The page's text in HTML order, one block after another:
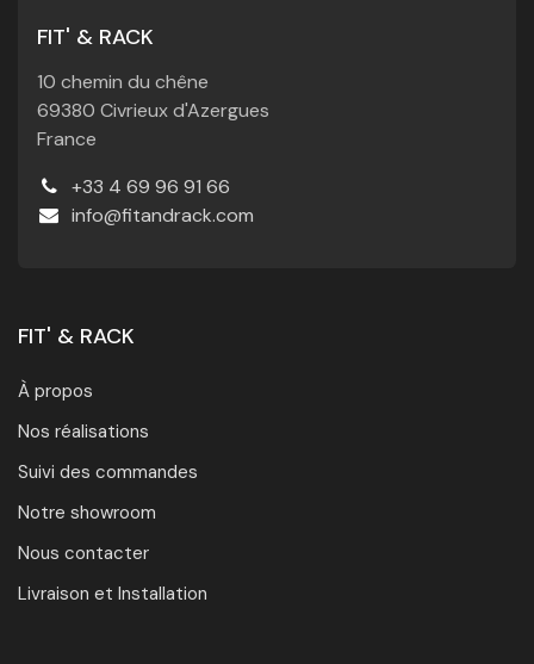
FIT' & RACK
10 chemin du chêne
69380 Civrieux d'Azergues
France
+33 4 69 96 91 66
info@fitandrack.com
FIT' & RACK
À propos
Nos réalisations
Suivi des commandes
Notre showroom
Nous contacter
Livraison et Installation